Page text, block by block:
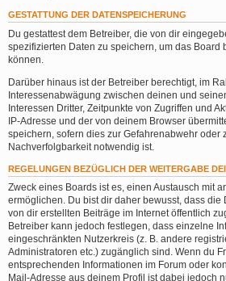
GESTATTUNG DER DATENSPEICHERUNG
Du gestattest dem Betreiber, die von dir
spezifizierten Daten zu speichern, um das Board
können.
Darüber hinaus ist der Betreiber berechtigt, im
Interessenabwägung zwischen deinen und
Interessen Dritter, Zeitpunkte von Zugriffen und
IP-Adresse und der von deinem Browser
speichern, sofern dies zur Gefahrenabwehr oder
Nachverfolgbarkeit notwendig ist.
REGELUNGEN BEZÜGLICH DER WEITERGABE
Zweck eines Boards ist es, einen Austausch mit
ermöglichen. Du bist dir daher bewusst, dass die
von dir erstellten Beiträge im Internet öffentlich
Betreiber kann jedoch festlegen, dass einzelne
eingeschränkten Nutzerkreis (z. B. andere
Administratoren etc.) zugänglich sind. Wenn du
entsprechenden Informationen im Forum oder
Mail-Adresse aus deinem Profil ist dabei jedoch